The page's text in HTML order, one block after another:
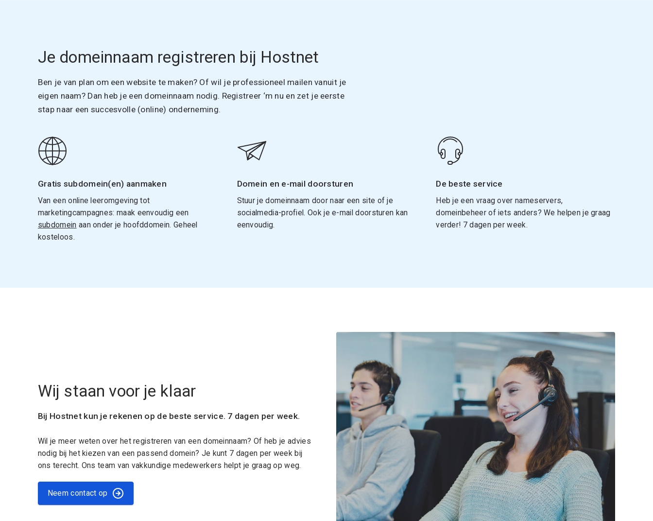
Je domeinnaam registreren bij Hostnet
Ben je van plan om een website te maken? Of wil je professioneel mailen vanuit je
eigen naam? Dan heb je een domeinnaam nodig. Registreer ‘m nu en zet je eerste
stap naar een succesvolle (online) onderneming.
Gratis subdomein(en) aanmaken
Van een online leeromgeving tot
marketingcampagnes: maak eenvoudig een
subdomein aan onder je hoofddomein. Geheel
kosteloos.
Domein en e-mail doorsturen
Stuur je domeinnaam door naar een site of je
socialmedia-profiel. Ook je e-mail doorsturen kan
eenvoudig.
De beste service
Heb je een vraag over nameservers,
domeinbeheer of iets anders? We helpen je graag
verder! 7 dagen per week.
Wij staan voor je klaar
Bij Hostnet kun je rekenen op de beste service. 7 dagen per week.
Wil je meer weten over het registreren van een domeinnaam? Of heb je advies
nodig bij het kiezen van een passend domein? Je kunt 7 dagen per week bij
ons terecht. Ons team van vakkundige medewerkers helpt je graag op weg.
Neem contact op